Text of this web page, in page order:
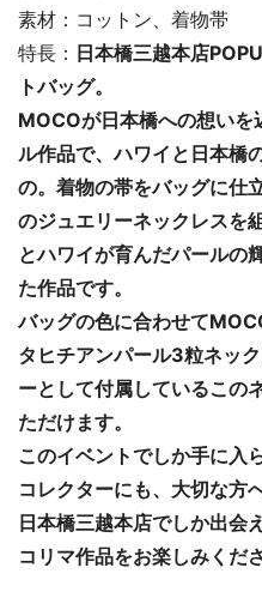
素材：コットン、着物帯
特長： 日本橋三越本店
トバッグ。
MOCOが日本橋への想いを
ル作品で、ハワイと日本橋
の。着物の帯をバッグに仕
のジュエリーネックレスを
とハワイが育んだパールの
た作品です。
バッグの色に合わせて
タヒチアンパール3粒ネッ
ーとして付属しているこの
ただけます。
このイベントでしか手に入
コレクターにも、大切な方
日本橋三越本店でしか出会
コリマ作品をお楽しみくださ